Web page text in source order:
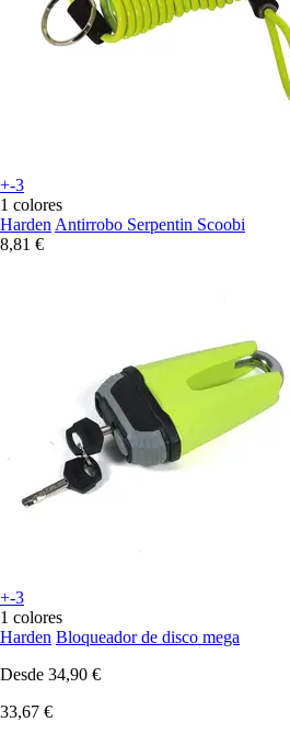
+-3
1 colores
Harden Antirrobo Serpentin Scoobi
8,81 €
+-3
1 colores
Harden Bloqueador de disco mega
Desde 34,90 €
33,67 €